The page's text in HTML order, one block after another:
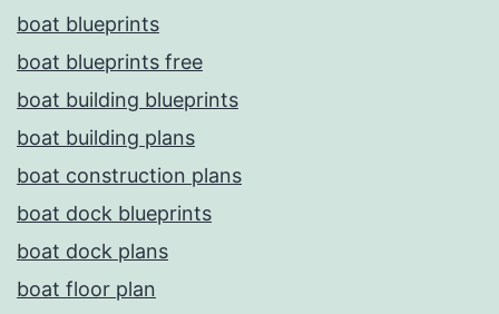
boat blueprints
boat blueprints free
boat building blueprints
boat building plans
boat construction plans
boat dock blueprints
boat dock plans
boat floor plan